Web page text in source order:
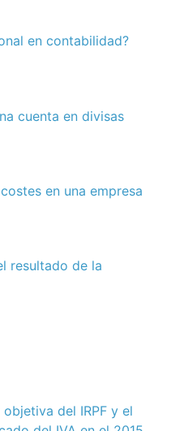
en contabilidad?
cuenta en divisas
en una empresa
resultado de la
del IRPF y el